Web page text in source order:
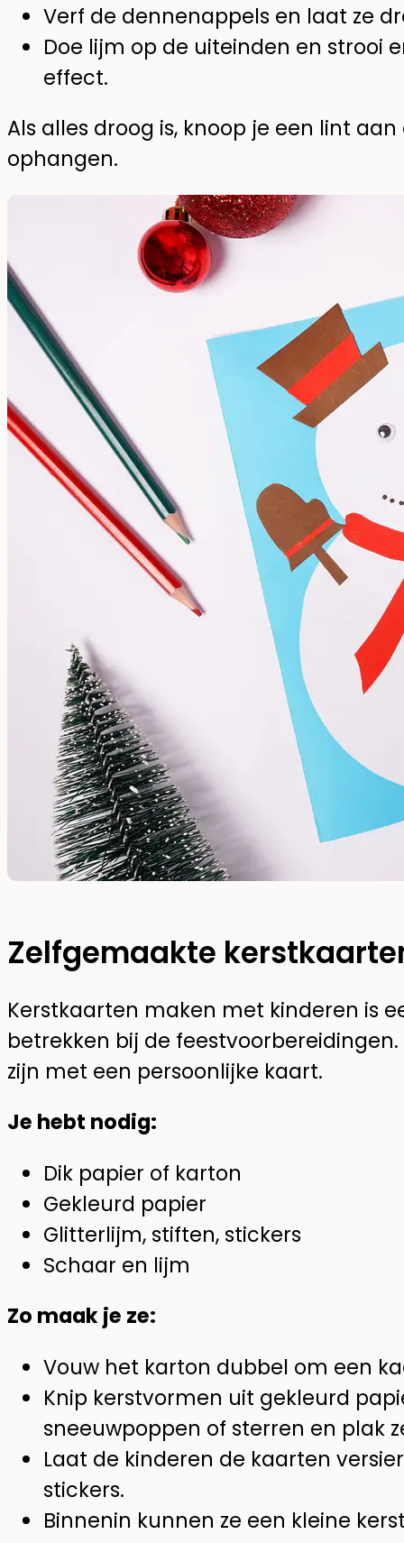
Verf de dennenappels en laat ze
Doe lijm op de uiteinden en strooi
effect.
Als alles droog is, knoop je een lint
ophangen.
Zelfgemaakte
Kerstkaarten maken met kinderen is
betrekken bij de
zijn met een persoonlijke kaart.
Je hebt nodig:
Dik papier of karton
Gekleurd papier
Glitterlijm, stiften, stickers
Schaar en lijm
Zo maak je ze:
Vouw het karton dubbel om een
Knip kerstvormen uit gekleurd
sneeuwpoppen of sterren en plak
Laat de kinderen de kaarten
stickers.
Binnenin kunnen ze een kleine